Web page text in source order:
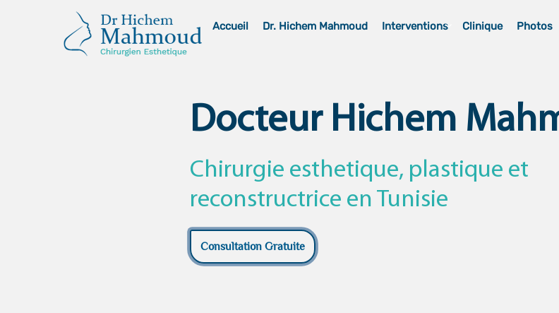
Accueil Dr. Hichem Mahmoud Interventions Clinique Photos
Docteur Hichem
Chirurgie esthetique, plastique et
reconstructrice en Tunisie
Consultation Gratuite